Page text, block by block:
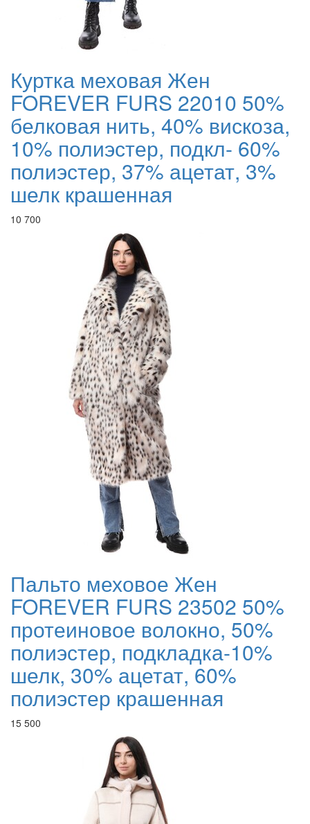
Куртка меховая Жен
FOREVER FURS 22010 50%
белковая нить, 40% вискоза,
10% полиэстер, подкл- 60%
полиэстер, 37% ацетат, 3%
шелк крашенная
10 700
Пальто меховое Жен
FOREVER FURS 23502 50%
протеиновое волокно, 50%
полиэстер, подкладка-10%
шелк, 30% ацетат, 60%
полиэстер крашенная
15 500